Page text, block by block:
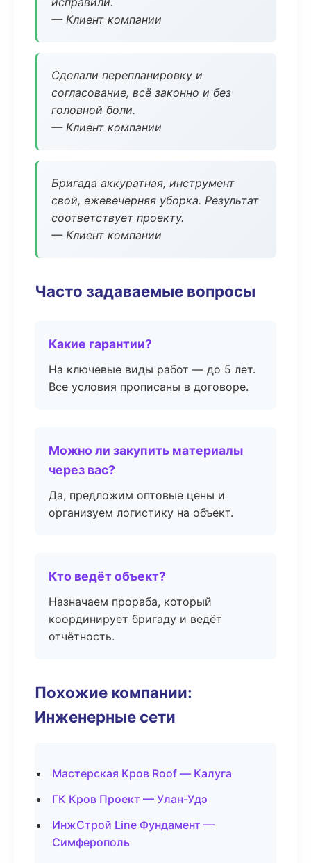
— Клиент компании
Сделали перепланировку и
согласование, всё законно и без
головной боли.
— Клиент компании
Бригада аккуратная, инструмент
свой, ежевечерняя уборка. Результат
соответствует проекту.
— Клиент компании
Часто задаваемые вопросы
Какие гарантии?
На ключевые виды работ — до 5 лет.
Все условия прописаны в договоре.
Можно ли закупить материалы
через вас?
Да, предложим оптовые цены и
организуем логистику на объект.
Кто ведёт объект?
Назначаем прораба, который
координирует бригаду и ведёт
отчётность.
Похожие компании:
Инженерные сети
Мастерская Кров Roof — Калуга
ГК Кров Проект — Улан-Удэ
ИнжСтрой Line Фундамент —
Симферополь